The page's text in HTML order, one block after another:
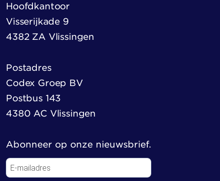
Hoofdkantoor
Visserijkade 9
4382 ZA Vlissingen
Postadres
Codex Groep BV
Postbus 143
4380 AC Vlissingen
Abonneer op onze nieuwsbrief.